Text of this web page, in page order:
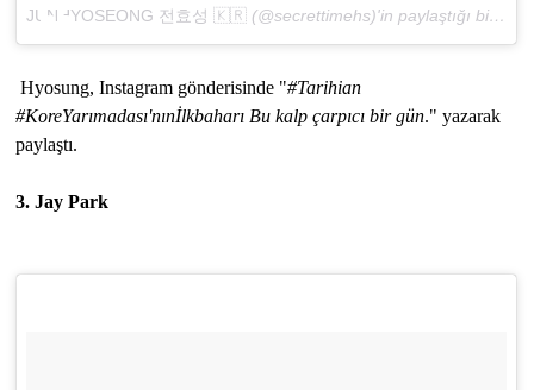
JUNHYOSEONG 전효성 🇰🇷 (@secrettimehs)'in paylaştığı bir gönderi (
Hyosung, Instagram gönderisinde "#Tarihian
#KoreYarımadası'nınİlkbaharı Bu kalp çarpıcı bir gün." yazarak
paylaştı.
3. Jay Park